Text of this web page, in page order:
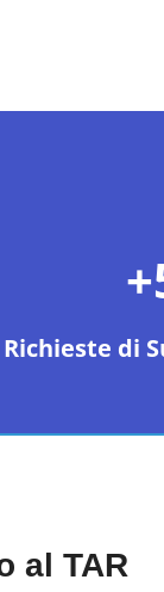
Richieste di
al TAR